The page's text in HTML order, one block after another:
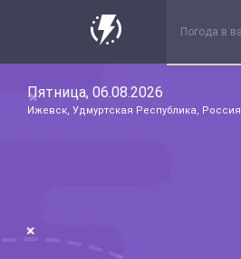
Пятница, 06.08.2026
Ижевск, Удмуртская Республика, Россия